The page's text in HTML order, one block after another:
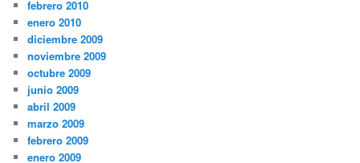
febrero 2010
enero 2010
diciembre 2009
noviembre 2009
octubre 2009
junio 2009
abril 2009
marzo 2009
febrero 2009
enero 2009